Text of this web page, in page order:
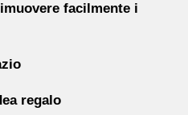
facilmente i
regalo